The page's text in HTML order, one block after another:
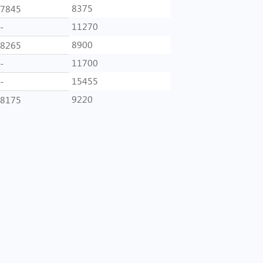
7845
8375
-
11270
8265
8900
-
11700
-
15455
8175
9220